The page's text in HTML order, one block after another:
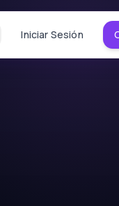
Iniciar Sesión